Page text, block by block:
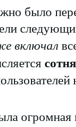
было
включал
огромная